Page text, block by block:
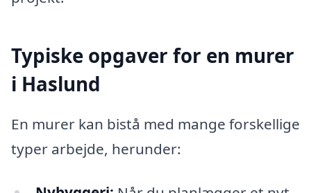
Typiske opgaver for en murer
i Haslund
En murer kan bistå med mange forskellige
typer arbejde, herunder: